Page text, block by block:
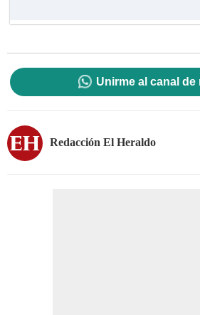
Unirme al canal de
Redacción El Heraldo